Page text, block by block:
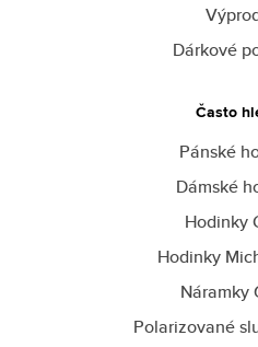
Dárkové
Často
Pánské
Dámské
Hodinky
Hodinky
Náramky
Polarizované